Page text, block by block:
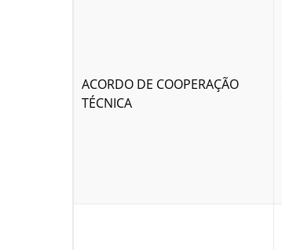
ACORDO DE COOPERAÇÃO
TÉCNICA